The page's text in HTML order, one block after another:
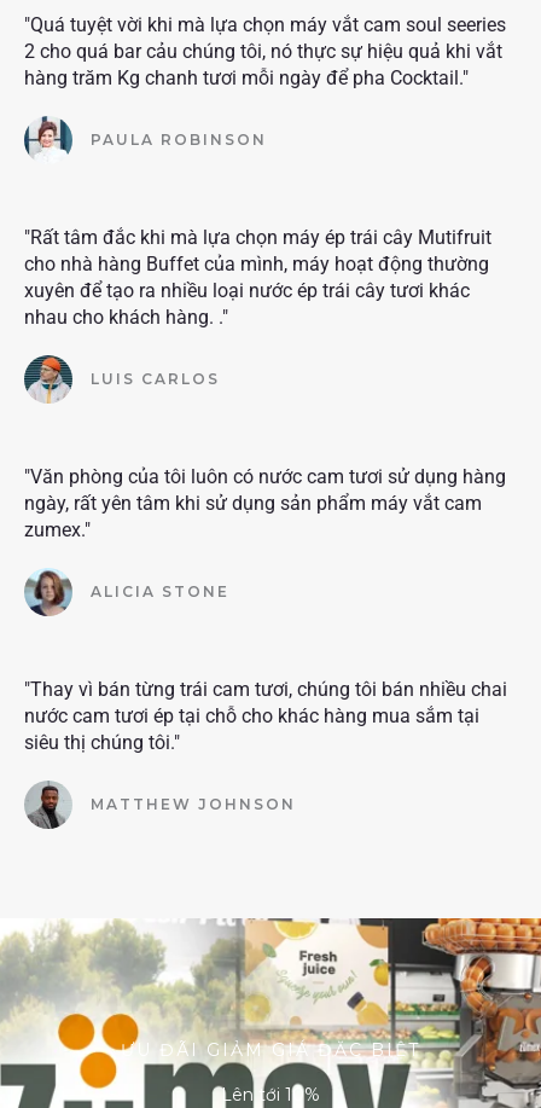
"Quá tuyệt vời khi mà lựa chọn máy vắt cam soul seeries
2 cho quá bar cảu chúng tôi, nó thực sự hiệu quả khi vắt
hàng trăm Kg chanh tươi mỗi ngày để pha Cocktail."
PAULA ROBINSON
"Rất tâm đắc khi mà lựa chọn máy ép trái cây Mutifruit
cho nhà hàng Buffet của mình, máy hoạt động thường
xuyên để tạo ra nhiều loại nước ép trái cây tươi khác
nhau cho khách hàng. ."
LUIS CARLOS
"Văn phòng của tôi luôn có nước cam tươi sử dụng hàng
ngày, rất yên tâm khi sử dụng sản phẩm máy vắt cam
zumex."
ALICIA STONE
"Thay vì bán từng trái cam tươi, chúng tôi bán nhiều chai
nước cam tươi ép tại chỗ cho khác hàng mua sắm tại
siêu thị chúng tôi."
MATTHEW JOHNSON
ƯU ĐÃI GIẢM GIÁ ĐẶC BIỆT
Lên tới 10%